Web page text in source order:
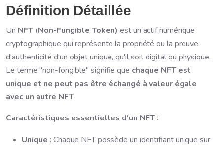
Définition Détaillée
Un NFT (Non-Fungible Token) est un actif numérique
cryptographique qui représente la propriété ou la preuve
d'authenticité d'un objet unique, qu'il soit digital ou physique.
Le terme "non-fongible" signifie que chaque NFT est
unique et ne peut pas être échangé à valeur égale
avec un autre NFT.
Caractéristiques essentielles d'un NFT :
Unique : Chaque NFT possède un identifiant unique sur